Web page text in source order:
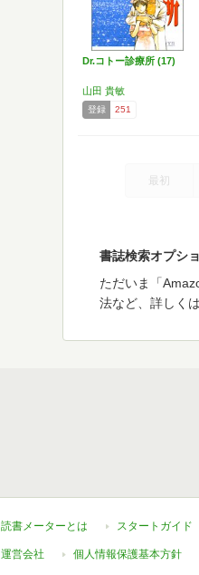
Dr.コトー診療所 (17)
山田 貴敏
登録 251
最初
書誌検索オプシ
ただいま「
法など、詳しくは
読書メーターとは スタートガイド
運営会社 個人情報保護基本方針